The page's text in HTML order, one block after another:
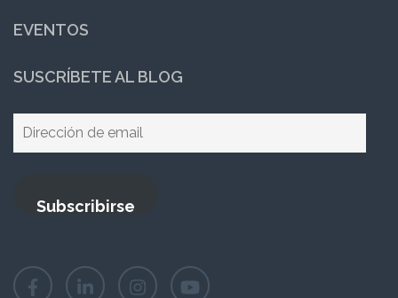
EVENTOS
SUSCRÍBETE AL BLOG
Dirección
Subscribirse